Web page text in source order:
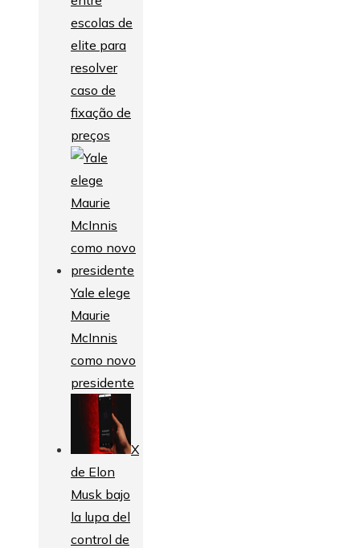
escolas de
elite para
resolver
caso de
fixação de
preços
Yale elege
Maurie
McInnis
como novo
presidente
X
de Elon
Musk bajo
la lupa del
control de